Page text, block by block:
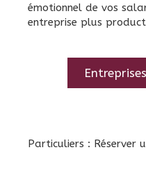
émotionnel de vos
entreprise plus
Particuliers : Réserver